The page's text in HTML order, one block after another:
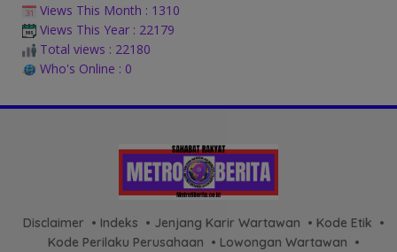
Views This Month : 1310
Views This Year : 22179
Total views : 22180
Who's Online : 0
Disclaimer Indeks Jenjang Karir Wartawan
Kode Etik
Kode Perilaku Perusahaan
Lowongan Wartawan